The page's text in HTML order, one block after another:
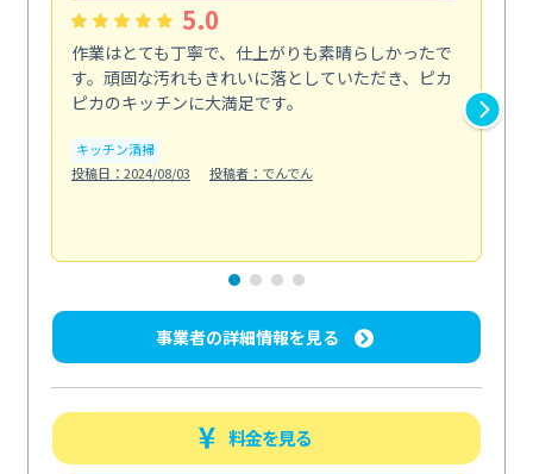
5.0
作業はとても丁寧で、仕上がりも素晴らしかったで
す。頑固な汚れもきれいに落としていただき、ピカ
ピカのキッチンに大満足です。
キッチン清掃
投稿日：2024/08/03
投稿者：でんでん
事業者の詳細情報を見る
料金を見る